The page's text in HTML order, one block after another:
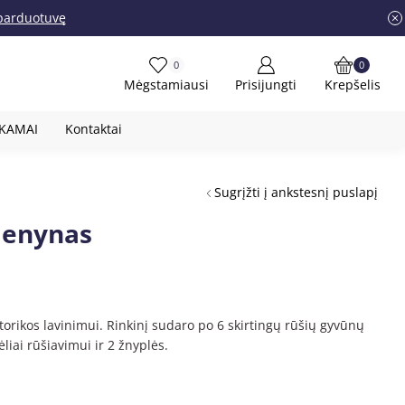
0
Mėgstamiausi Prisijungti
0
Krepšelis
Kontaktai
Sugrįžti į ankstesnį puslapį
lavinimui. Rinkinį sudaro po 6 skirtingų rūšių gyvūnų
rūšiavimui ir 2 žnyplės.